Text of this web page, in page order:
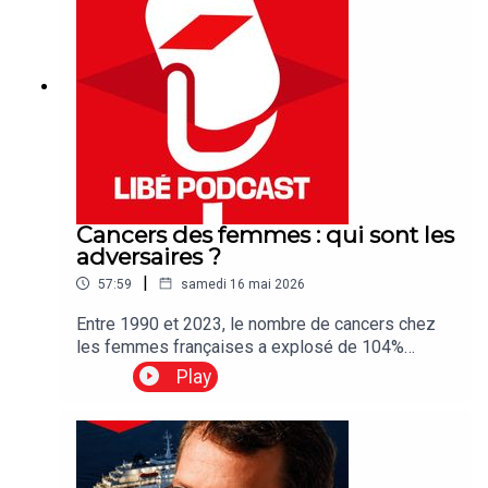
Cancers des femmes : qui sont les
adversaires ?
57:59 | samedi 16 mai 2026
Entre 1990 et 2023, le nombre de cancers chez
les femmes françaises a explosé de 104%
d’après une étude parue dans le magazine The
Lancet. C’est le plus haut pourcentage d’Europe.
climatique ? Pourquoi les femmes sont-elles les
plus touchées ? Et enfin, quelles responsabilités
Play